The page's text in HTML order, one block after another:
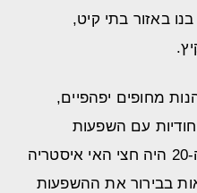
באזור בתי קיט,
מחופים יפהפיים,
עם השפעות
איטלקיות (בתחילת המאה ה-20 היה חצי האי איסטריה
בבירור את ההשפעות